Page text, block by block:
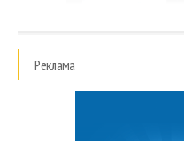
Реклама